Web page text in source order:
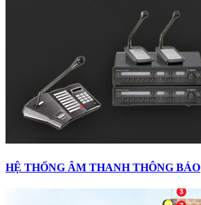
HỆ THỐNG ÂM THANH THÔNG BÁO